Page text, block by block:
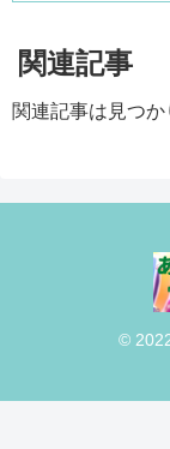
関連記事
関連記事は見つか
©